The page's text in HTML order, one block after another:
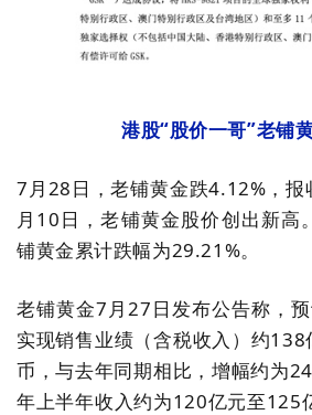
港股“股价一哥”老铺
7月28日，老铺黄金跌4.12%，
月10日，老铺黄金股价创出新高
铺黄金累计跌幅为29.21%。
老铺黄金7月27日发布公告称，
实现销售业绩 （含税收入 ） 约138
币，与去年同期相比，增幅约为
年上半年收入约为120亿元至125